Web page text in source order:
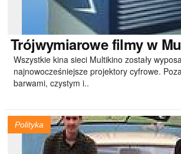
Trójwymiarowefilmy w
Wszystkie kina sieci Multikino zostały
najnowocześniejsze projektory cyfrowe.
barwami, czystym i..
Polityka